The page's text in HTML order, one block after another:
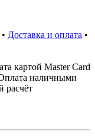
• Доставка и оплата •